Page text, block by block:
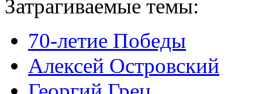
Затрагиваемые темы:
70-летие Победы
Алексей Островский